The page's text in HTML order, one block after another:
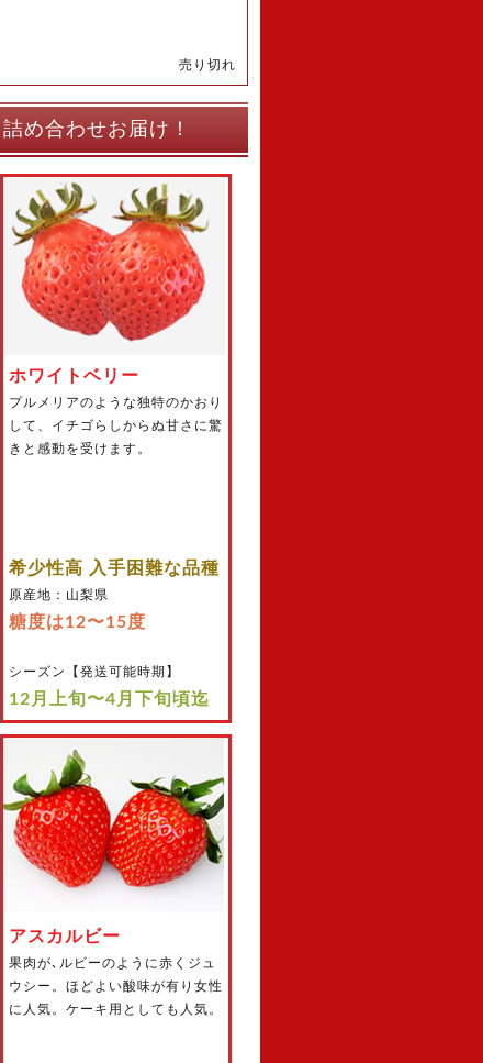
売り切れ
め合わせお届け！
ホワイトベリー
プルメリアのような独特のかおり
して、イチゴらしからぬ甘さに驚
きと感動を受けます。
希少性高 入手困難な品種
原産地：山梨県
糖度は12〜15度
シーズン【発送可能時期】
12月上旬〜4月下旬頃迄
アスカルビー
果肉が､ルビーのように赤くジュ
ウシー。ほどよい酸味が有り女性
に人気。ケーキ用としても人気。